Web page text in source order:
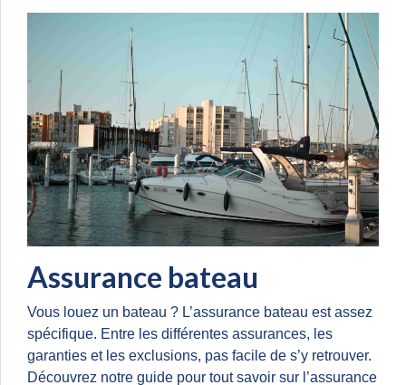
Assurance bateau
Vous louez un bateau ? L’assurance bateau est assez
spécifique. Entre les différentes assurances, les
garanties et les exclusions, pas facile de s’y retrouver.
Découvrez notre guide pour tout savoir sur l’assurance